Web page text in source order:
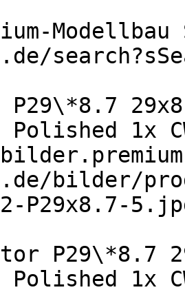
P29\*8.7
1x
bilder/
P29x8.7-
P29\*8.7
1x